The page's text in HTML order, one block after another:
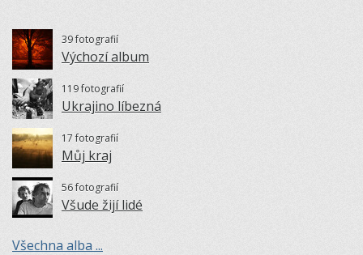
39 fotografií
Výchozí album
119 fotografií
Ukrajino líbezná
17 fotografií
Můj kraj
56 fotografií
Všude žijí lidé
Všechna alba ...